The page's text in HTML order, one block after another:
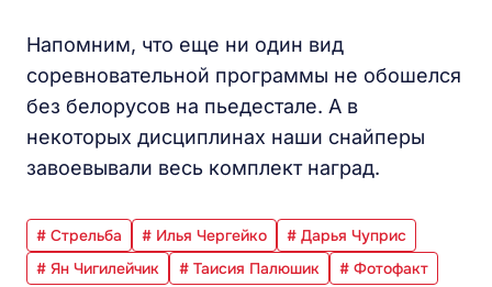
Напомним, что еще ни один вид
соревновательной программы не обошелся
без белорусов на пьедестале. А в
некоторых дисциплинах наши снайперы
завоевывали весь комплект наград.
# Стрельба # Илья Чергейко
# Дарья Чуприс
# Ян Чигилейчик
# Таисия Палюшик # Фотофакт